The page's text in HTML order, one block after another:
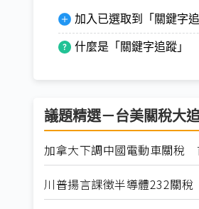
加入已選取到「關鍵字追
什麼是「關鍵字追蹤」
議題精選－台美關稅大
加拿大下調中國電動車關稅
川普揚言課徵半導體232關